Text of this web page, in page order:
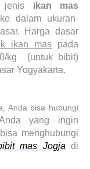
jenis ikan mas
dalam ukuran-
Harga dasar
ikan mas pada
kg (untuk bibit)
Yogyakarta.
Anda bisa hubungi
yang ingin
menghubungi
mas Jogja di